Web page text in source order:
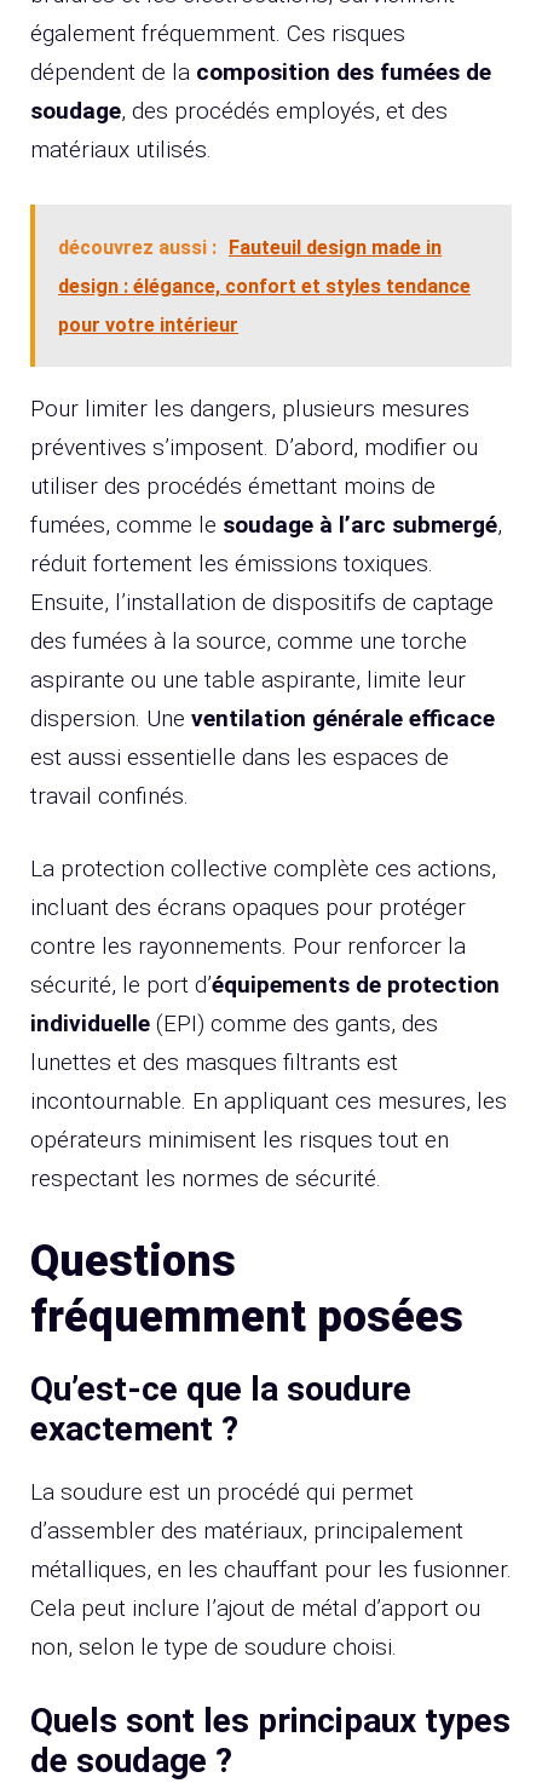
également fréquemment. Ces risques
dépendent de la composition des fumées de
soudage, des procédés employés, et des
matériaux utilisés.
découvrez aussi : Fauteuil design made in
design : élégance, confort et styles tendance
pour votre intérieur
Pour limiter les dangers, plusieurs mesures
préventives s’imposent. D’abord, modifier ou
utiliser des procédés émettant moins de
fumées, comme le soudage à l’arc submergé,
réduit fortement les émissions toxiques.
Ensuite, l’installation de dispositifs de captage
des fumées à la source, comme une torche
aspirante ou une table aspirante, limite leur
dispersion. Une ventilation générale efficace
est aussi essentielle dans les espaces de
travail confinés.
La protection collective complète ces actions,
incluant des écrans opaques pour protéger
contre les rayonnements. Pour renforcer la
sécurité, le port d’équipements de protection
individuelle (EPI) comme des gants, des
lunettes et des masques filtrants est
incontournable. En appliquant ces mesures, les
opérateurs minimisent les risques tout en
respectant les normes de sécurité.
Questions
fréquemment posées
Qu’est-ce que la soudure
exactement ?
La soudure est un procédé qui permet
d’assembler des matériaux, principalement
métalliques, en les chauffant pour les fusionner.
Cela peut inclure l’ajout de métal d’apport ou
non, selon le type de soudure choisi.
Quels sont les principaux types
de soudage ?